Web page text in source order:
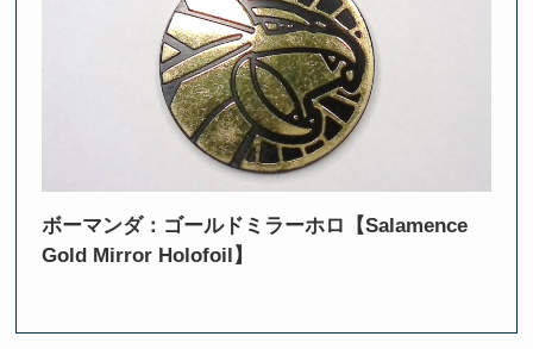
ボーマンダ：ゴールドミラーホロ【Salamence
Gold Mirror Holofoil】